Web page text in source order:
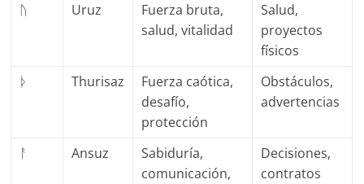
ᚢ Uruz
Fuerza bruta,
salud, vitalidad
Salud,
proyectos
físicos
ᚦ
Thurisaz
Fuerza caótica,
desafío,
protección
Obstáculos,
advertencias
ᚨ Ansuz
Sabiduría,
comunicación,
Decisiones,
contratos